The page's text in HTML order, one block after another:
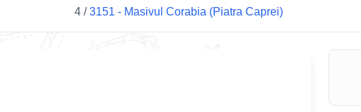
4 /3151 - Masivul Corabia (Piatra Caprei)